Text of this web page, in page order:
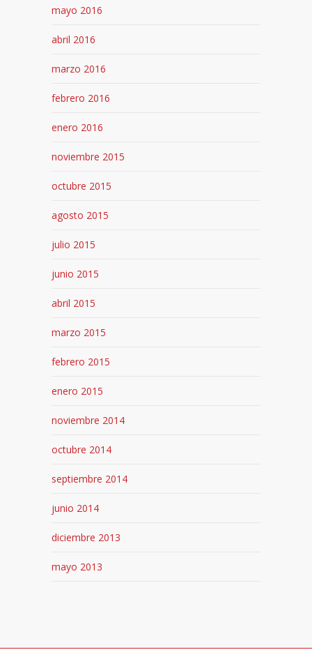
mayo 2016
abril 2016
marzo 2016
febrero 2016
enero 2016
noviembre 2015
octubre 2015
agosto 2015
julio 2015
junio 2015
abril 2015
marzo 2015
febrero 2015
enero 2015
noviembre 2014
octubre 2014
septiembre 2014
junio 2014
diciembre 2013
mayo 2013